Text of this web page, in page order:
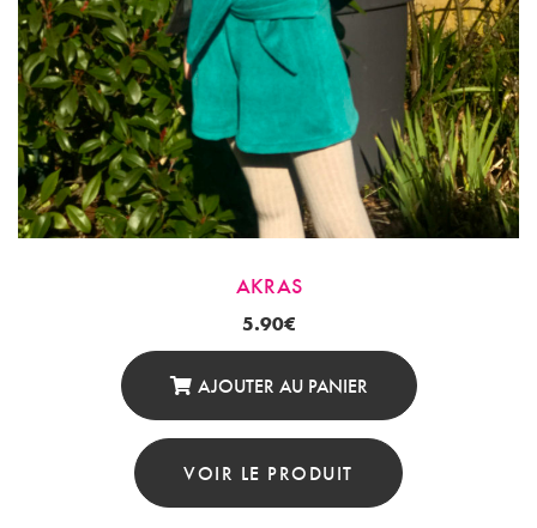
AKRAS
5.90€
AJOUTER AU PANIER
VOIR LE PRODUIT